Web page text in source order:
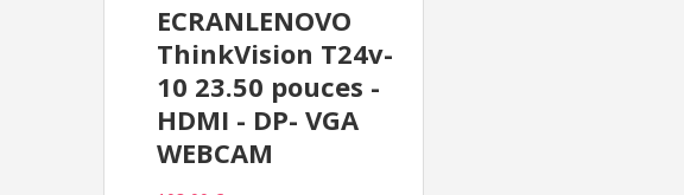
ECRANLENOVO
ThinkVision T24v-
10 23.50 pouces -
HDMI - DP- VGA
WEBCAM